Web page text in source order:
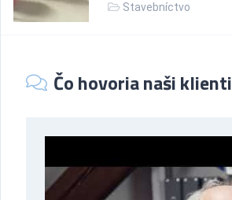
Stavebníctvo
Čo hovoria naši klienti